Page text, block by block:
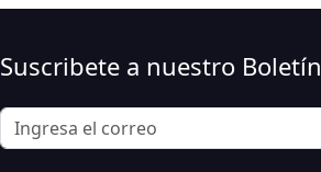
Suscribete a nuestro Boletín